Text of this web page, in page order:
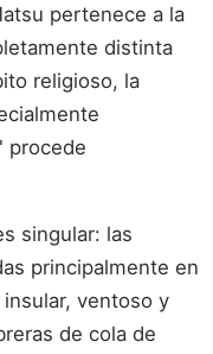
pertenece a la
distinta
religioso, la
procede
singular: las
principalmente en
ventoso y
de cola de